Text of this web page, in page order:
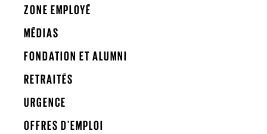
ZONE EMPLOYÉ
MÉDIAS
FONDATION ET ALUMNI
RETRAITÉS
URGENCE
OFFRES D'EMPLOI